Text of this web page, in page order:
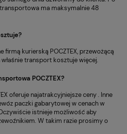
ma maksymalnie 48
firmą kurierską POCZTEX, przewożącą
transport kosztuje więcej.
POCZTEX?
oferuje najatrakcyjniejsze ceny . Inne
paczki gabarytowej w cenach w
istnieje możliwość aby
W takim razie prosimy o